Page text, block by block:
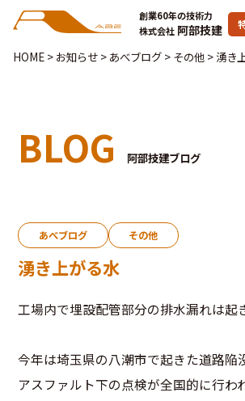
創業60年の技術力
株式会社 阿部技建
HOME> お知らせ> あべブログ> その他> 湧き
BLOG 阿部技建ブログ
あべブログ その他
湧き上がる水
工場内で埋設配管部分の排水漏れは起
今年は埼玉県の八潮市で起きた道路陥
アスファルト下の点検が全国的に行わ